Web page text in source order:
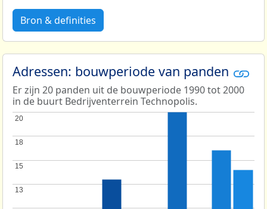
Bron & definities
Adressen: bouwperiode van panden
Er zijn 20 panden uit de bouwperiode 1990 tot 2000
in de buurt Bedrijventerrein Technopolis.
13
13
15
15
18
18
20
20